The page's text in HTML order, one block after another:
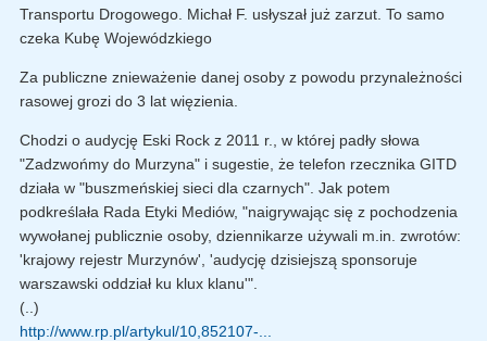
Transportu Drogowego. Michał F. usłyszał już zarzut. To samo
czeka Kubę Wojewódzkiego
Za publiczne znieważenie danej osoby z powodu przynależności
rasowej grozi do 3 lat więzienia.
Chodzi o audycję Eski Rock z 2011 r., w której padły słowa
"Zadzwońmy do Murzyna" i sugestie, że telefon rzecznika GITD
działa w "buszmeńskiej sieci dla czarnych". Jak potem
podkreślała Rada Etyki Mediów, "naigrywając się z pochodzenia
wywołanej publicznie osoby, dziennikarze używali m.in. zwrotów:
'krajowy rejestr Murzynów', 'audycję dzisiejszą sponsoruje
warszawski oddział ku klux klanu'".
(..)
http://www.rp.pl/artykul/10,852107-...